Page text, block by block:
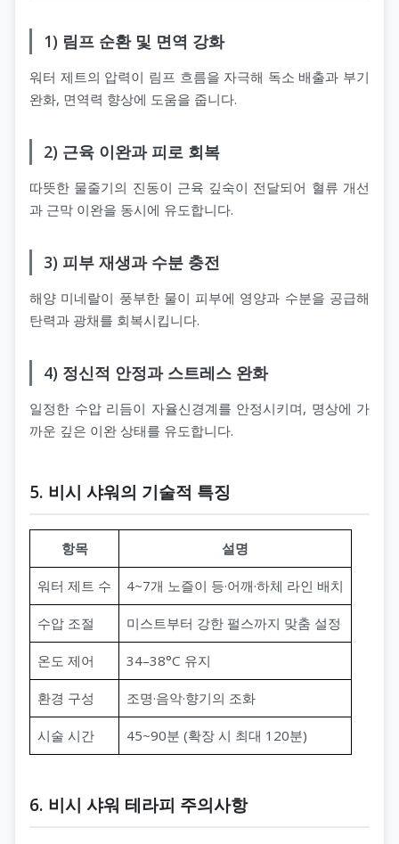
1) 림프 순환 및 면역 강화
워터 제트의 압력이 림프 흐름을 자극해 독소 배출과 부기
완화, 면역력 향상에 도움을 줍니다.
2) 근육 이완과 피로 회복
따뜻한 물줄기의 진동이 근육 깊숙이 전달되어 혈류 개선
과 근막 이완을 동시에 유도합니다.
3) 피부 재생과 수분 충전
해양 미네랄이 풍부한 물이 피부에 영양과 수분을 공급해
탄력과 광채를 회복시킵니다.
4) 정신적 안정과 스트레스 완화
일정한 수압 리듬이 자율신경계를 안정시키며, 명상에 가
까운 깊은 이완 상태를 유도합니다.
5. 비시 샤워의 기술적 특징
항목 설명
워터 제트 수 4~7개 노즐이 등·어깨·하체 라인 배치
수압 조절 미스트부터 강한 펄스까지 맞춤 설정
온도 제어 34–38°C 유지
환경 구성 조명·음악·향기의 조화
시술 시간 45~90분 (확장 시 최대 120분)
6. 비시 샤워 테라피 주의사항